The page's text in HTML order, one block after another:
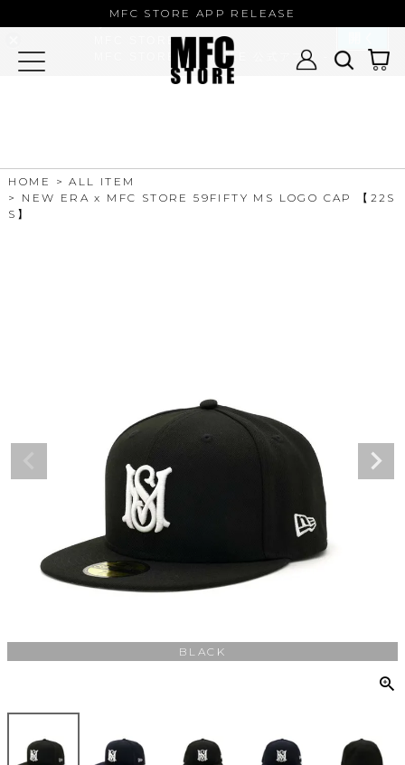
MFC STORE APP RELEASE
HOME
ALL ITEM
NEW ERA x MFC STORE 59FIFTY MS LOGO CAP 【22S
S】
BLACK
MFC STORE
MFC STORE/EXAMPLE 公式アプリ -
Google Play